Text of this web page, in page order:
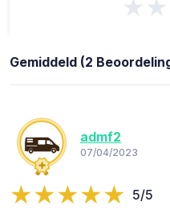
Gemiddeld (2
admf2
07/04/2023
5/5